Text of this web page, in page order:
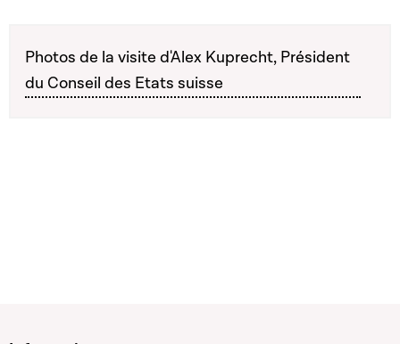
Photos de la visite d'Alex Kuprecht, Président
du Conseil des Etats suisse